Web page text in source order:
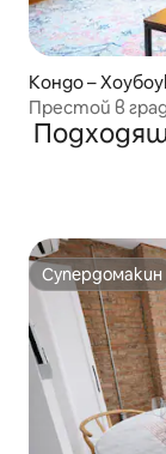
Кондо –
Престой в
Супердомакин
Супердомакин